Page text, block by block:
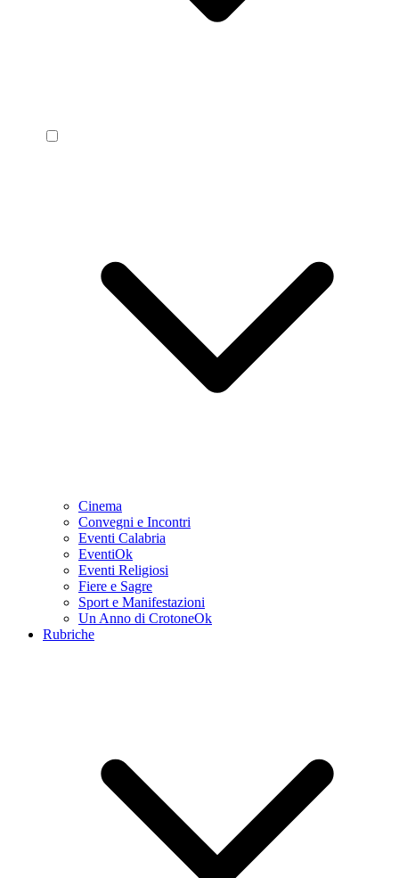
Cinema
Convegni e Incontri
Eventi Calabria
EventiOk
Eventi Religiosi
Fiere e Sagre
Sport e Manifestazioni
Un Anno di CrotoneOk
Rubriche